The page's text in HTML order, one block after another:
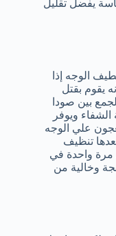
يفضل تقليل
الوجه إذا
يقوم بقتل
بين صودا
ويوفر
علي الوجه
فقط. بعدها تنظيف
مرة واحدة في
وخالية من